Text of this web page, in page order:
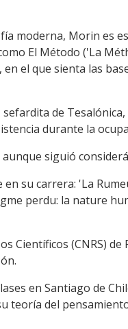
moderna, Morin es
El Método ('La
el que sienta las
de
durante la
siguió
su carrera: 'La
perdu: la nature
Científicos (CNRS) de
en Santiago de
teoría del